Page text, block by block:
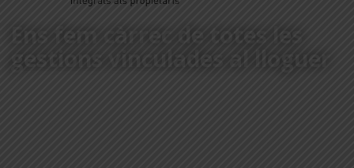
Ens fem càrrec de totes les
gestions vinculades al lloguer